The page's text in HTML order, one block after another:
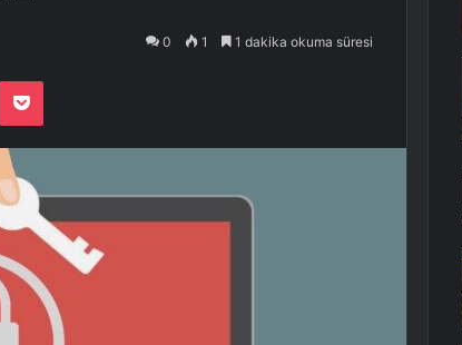
0 1 1 dakika okuma süresi
Pocket